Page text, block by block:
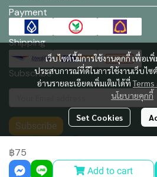
฿75
Add to cart
เว็บไซต์นี้มีการใช้งานคุกกี้ เพื่อเ
ประสบการณ์ที่ดีในการใช้งานเว็บไ
อ่านรายละเอียดเพิ่มเติมได้ที่
นโยบายคุกกี้
Set Cookies
Payment
Shipping
Subscribe
Subscribe